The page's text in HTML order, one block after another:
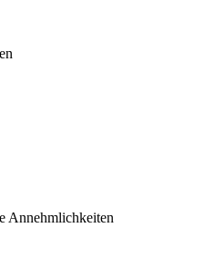
Annehmlichkeiten